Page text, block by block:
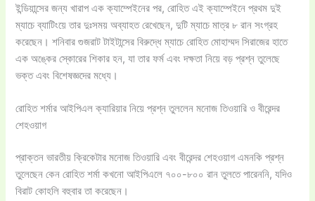
ইন্ডিয়ান্সের জন্য খারাপ এক ক্যাম্পেইনের পর, রোহিত এই ক্যাম্পেইনে প্রথম দুই
ম্যাচে ব্যাটিংয়ে তার দুঃসময় অব্যাহত রেখেছেন, দুটি ম্যাচে মাত্র ৮ রান সংগ্রহ
করেছেন। শনিবার গুজরাট টাইটান্সের বিরুদ্ধে ম্যাচে রোহিত মোহাম্মদ সিরাজের হাতে
এক অঙ্কের স্কোরের শিকার হন, যা তার ফর্ম এবং দক্ষতা নিয়ে বড় প্রশ্ন তুলেছে
ভক্ত এবং বিশেষজ্ঞদের মধ্যে।
রোহিত শর্মার আইপিএল ক্যারিয়ার নিয়ে প্রশ্ন তুললেন মনোজ তিওয়ারি ও বীরেন্দর
শেহওয়াগ
প্রাক্তন ভারতীয় ক্রিকেটার মনোজ তিওয়ারি এবং বীরেন্দর শেহওয়াগ এমনকি প্রশ্ন
তুলেছেন কেন রোহিত শর্মা কখনো আইপিএলে ৭০০-৮০০ রান তুলতে পারেননি, যদিও
বিরাট কোহলি বহুবার তা করেছেন।